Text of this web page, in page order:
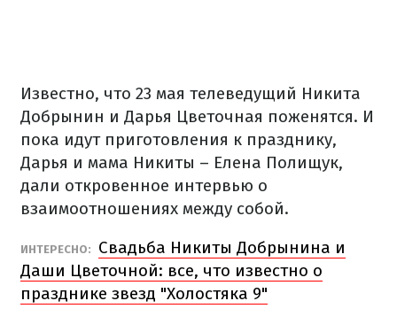
Известно, что 23 мая телеведущий Никита
Добрынин и Дарья Цветочная поженятся. И
пока идут приготовления к празднику,
Дарья и мама Никиты – Елена Полищук,
дали откровенное интервью о
взаимоотношениях между собой.
ИНТЕРЕСНО:
Свадьба Никиты Добрынина и
Даши Цветочной: все, что известно о
празднике звезд "Холостяка 9"